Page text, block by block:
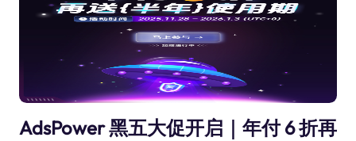
AdsPower 黑五大促开启｜年付 6 折再